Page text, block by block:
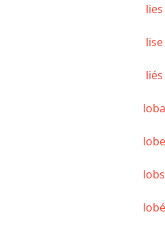
lies
lise
liés
loba
lobe
lobs
lobé